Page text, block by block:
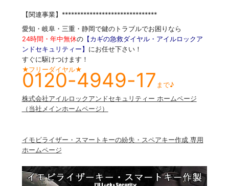
【関連事業】*******************************
愛知・岐阜・三重・静岡で鍵のトラブルでお困りなら
24時間・年中無休の【カギの急救ダイヤル・アイルロックア
ンドセキュリティー】 にお任せ下さい！
すぐに駆けつけます！
★フリーダイヤル★
0120-4949-17 まで♪
株式会社アイルロックアンドセキュリティー ホームページ
（当社メインホームページ）
イモビライザー・スマートキーの紛失・スペアキー作成 専用
ホームページ